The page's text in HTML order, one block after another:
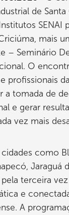
de Santa
mais
– Seminário
O
profissionais
a tomada de
e gerar
vez mais
como
Jaraguá
terceira
e
A